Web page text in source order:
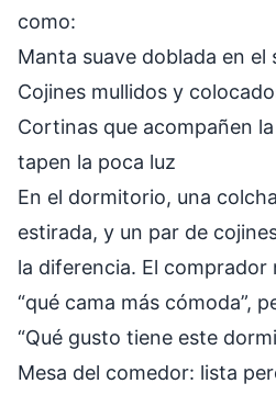
como:
Manta suave doblada en el
Cojines mullidos y
Cortinas que acompañen
tapen la poca luz
En el dormitorio, una
estirada, y un par de
la diferencia. El comprador
“qué cama más cómoda”,
“Qué gusto tiene este
Mesa del comedor: lista